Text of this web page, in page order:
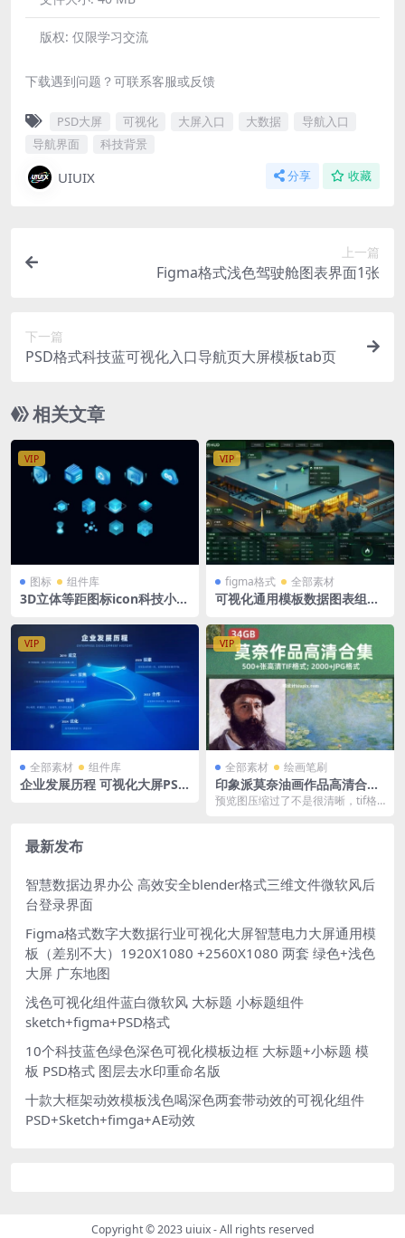
版权: 仅限学习交流
下载遇到问题？可联系客服或反馈
PSD大屏 可视化 大屏入口 大数据
导航入口
导航界面
科技背景
UIUIX 分享 收藏
上一篇
Figma格式浅色驾驶舱图表界面1张
下一篇
PSD格式科技蓝可视化入口导航页大屏模板tab页
相关文章
VIP
图标 组件库
3D立体等距图标icon科技小图
VIP
figma格式 全部素材
可视化通用模板数据图表组件
格式
VIP
全部素材 组件库
企业发展历程 可视化大屏PSD
VIP
全部素材 绘画笔刷
印象派莫奈油画作品高清合集
500+张 高清TIF格式 2000+jp
预览图压缩过了不是很清晰，tif格
最新发布
智慧数据边界办公 高效安全blender格式三维文件微软风后
台登录界面
Figma格式数字大数据行业可视化大屏智慧电力大屏通用模
板（差别不大）1920X1080 +2560X1080 两套 绿色+浅色
大屏 广东地图
浅色可视化组件蓝白微软风 大标题 小标题组件
sketch+figma+PSD格式
10个科技蓝色绿色深色可视化模板边框 大标题+小标题 模
板 PSD格式 图层去水印重命名版
十款大框架动效模板浅色喝深色两套带动效的可视化组件
PSD+Sketch+fimga+AE动效
Copyright © 2023 uiuix- All rights reserved